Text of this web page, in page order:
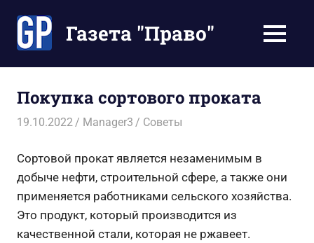
содержимомуГазета "Право"
Ваше
время
МЕНЮ
Покупка сортового проката
19.10.2022 Manager3 Советы
Сортовой прокат является незаменимым в
добыче нефти, строительной сфере, а также они
применяется работниками сельского хозяйства.
Это продукт, который производится из
качественной стали, которая не ржавеет.